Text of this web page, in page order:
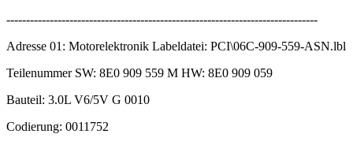
-------------------------------------------------------------------------------
Adresse 01: Motorelektronik Labeldatei: PCI\06C-909-559-ASN.lbl
Teilenummer SW: 8E0 909 559 M HW: 8E0 909 059
Bauteil: 3.0L V6/5V G 0010
Codierung: 0011752